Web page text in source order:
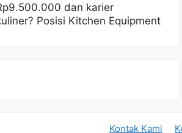
dan karier
Posisi Kitchen Equipment
Kontak Kami